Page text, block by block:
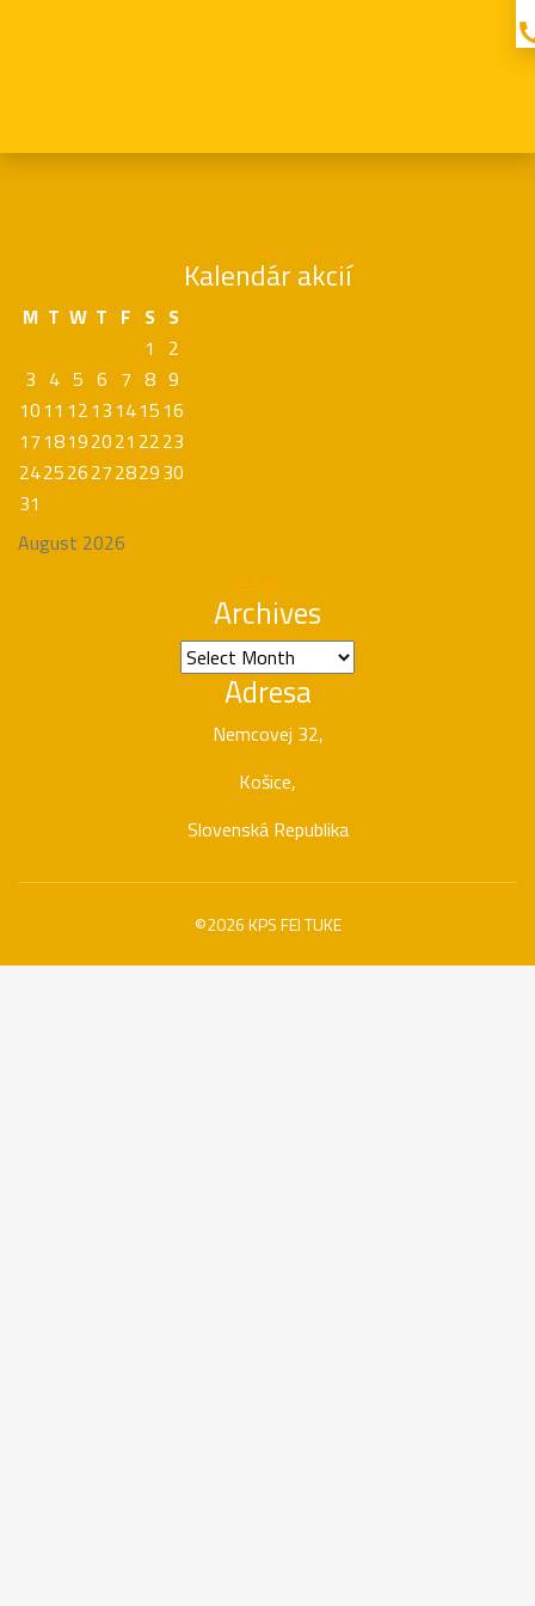
Kalendár akcií
August 2026
M T W T F S S
1
2
3 4 5 6 7 8 9
1011 1213141516
1718192021 2223
24252627282930
31
Archives
Archives
Adresa
Nemcovej 32,
Košice,
Slovenská Republika
©2026 KPS FEI TUKE